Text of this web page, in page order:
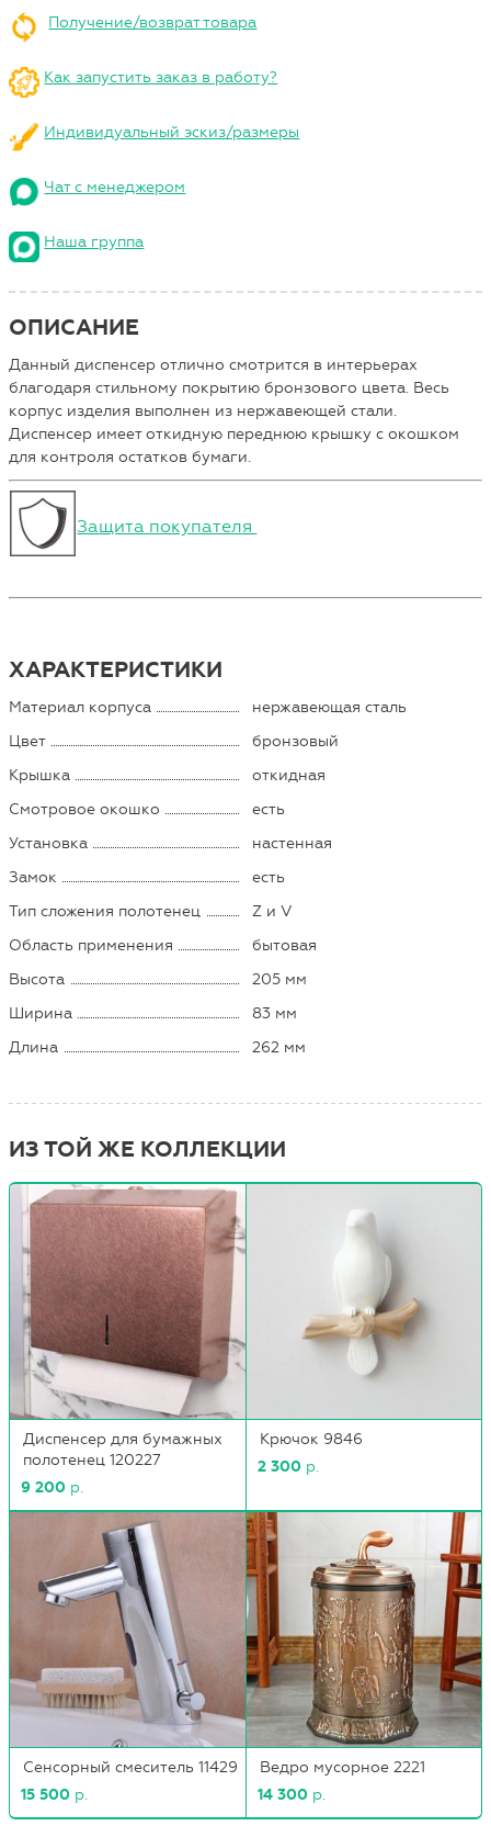
Получение/возврат товара
Как запустить заказ в работу?
Индивидуальный эскиз/размеры
Чат с менеджером
Наша группа
ОПИСАНИЕ
Данный диспенсер отлично смотрится в интерьерах
благодаря стильному покрытию бронзового цвета. Весь
корпус изделия выполнен из нержавеющей стали.
Диспенсер имеет откидную переднюю крышку с окошком
для контроля остатков бумаги.
Защита покупателя
ХАРАКТЕРИСТИКИ
Материал корпуса
нержавеющая сталь
Цвет
бронзовый
Крышка
откидная
Смотровое окошко
есть
Установка
настенная
Замок
есть
Тип сложения полотенец
Z и V
Область применения
бытовая
Высота
205 мм
Ширина
83 мм
Длина
262 мм
ИЗ ТОЙ ЖЕ КОЛЛЕКЦИИ
Диспенсер для бумажных
полотенец 120227
9 200 р.
Крючок 9846
2 300 р.
Сенсорный смеситель 11429
15 500 р.
Ведро мусорное 2221
14 300 р.